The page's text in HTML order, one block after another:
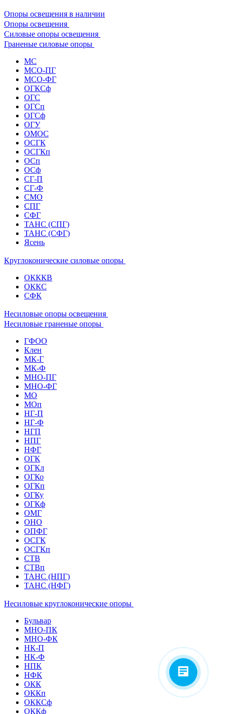
Опоры освещения в наличии
Oпоры oсвeщения
Силовые опоры освещения
Граненые силовые опоры
МС
МСО-ПГ
МСО-ФГ
ОГКСф
ОГС
ОГСп
ОГСф
ОГУ
ОМОС
ОСГК
ОСГКп
ОСп
ОСф
СГ-П
СГ-Ф
СМО
СПГ
СФГ
ТАНС (СПГ)
ТАНС (СФГ)
Ясень
Круглоконические силовые опоры
ОКККВ
ОККС
СФК
Несиловые опоры освещения
Несиловые граненые опоры
ГФОО
Клен
МК-Г
МК-Ф
МНО-ПГ
МНО-ФГ
МО
МОп
НГ-П
НГ-Ф
НГП
НПГ
НФГ
ОГК
ОГКл
ОГКо
ОГКп
ОГКу
ОГКф
ОМГ
ОНО
ОПФГ
ОСГК
ОСГКп
СТВ
СТВп
ТАНС (НПГ)
ТАНС (НФГ)
Несиловые круглоконические опоры
Бульвар
МНО-ПК
МНО-ФК
НК-П
НК-Ф
НПК
НФК
ОКК
ОККп
ОККСф
ОККф